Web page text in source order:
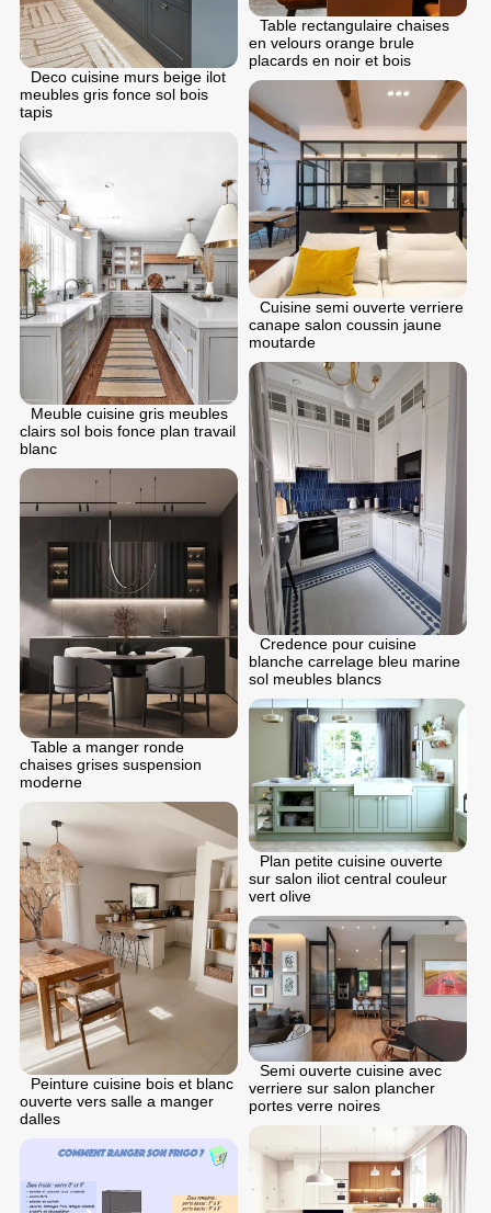
Table rectangulaire chaises
en velours orange brule
placards en noir et bois
Deco cuisine murs beige ilot
meubles gris fonce sol bois
tapis
Cuisine semi ouverte verriere
canape salon coussin jaune
moutarde
Meuble cuisine gris meubles
clairs sol bois fonce plan travail
blanc
Credence pour cuisine
blanche carrelage bleu marine
sol meubles blancs
Table a manger ronde
chaises grises suspension
moderne
Plan petite cuisine ouverte
sur salon iliot central couleur
vert olive
Peinture cuisine bois et blanc
ouverte vers salle a manger
dalles
Semi ouverte cuisine avec
verriere sur salon plancher
portes verre noires